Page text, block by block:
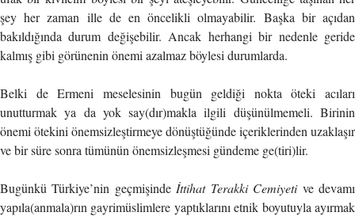
şey her zaman ille de en öncelikli olmayabilir. Başka bir açıdan
bakıldığında durum değişebilir. Ancak herhangi bir nedenle geride
kalmış gibi görünenin önemi azalmaz böylesi durumlarda.
Belki de Ermeni meselesinin bugün geldiği nokta öteki acıları
unutturmak ya da yok say(dır)makla ilgili düşünülmemeli. Birinin
önemi ötekini önemsizleştirmeye dönüştüğünde içeriklerinden uzaklaşır
ve bir süre sonra tümünün önemsizleşmesi gündeme ge(tiri)lir.
Bugünkü Türkiye’nin geçmişinde İttihat Terakki Cemiyetive devamı
yapıla(anmala)rın gayrimüslimlere yaptıklarını etnik boyutuyla ayırmak